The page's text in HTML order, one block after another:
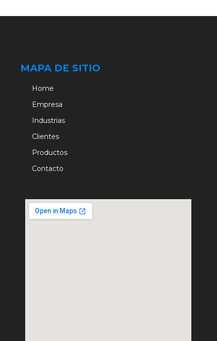
MAPA DE SITIO
Home
Empresa
Industrias
Clientes
Productos
Contacto